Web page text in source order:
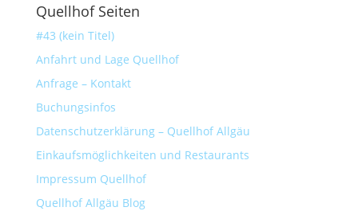
Quellhof Seiten
#43 (kein Titel)
Anfahrt und Lage Quellhof
Anfrage – Kontakt
Buchungsinfos
Datenschutzerklärung – Quellhof Allgäu
Einkaufsmöglichkeiten und Restaurants
Impressum Quellhof
Quellhof Allgäu Blog